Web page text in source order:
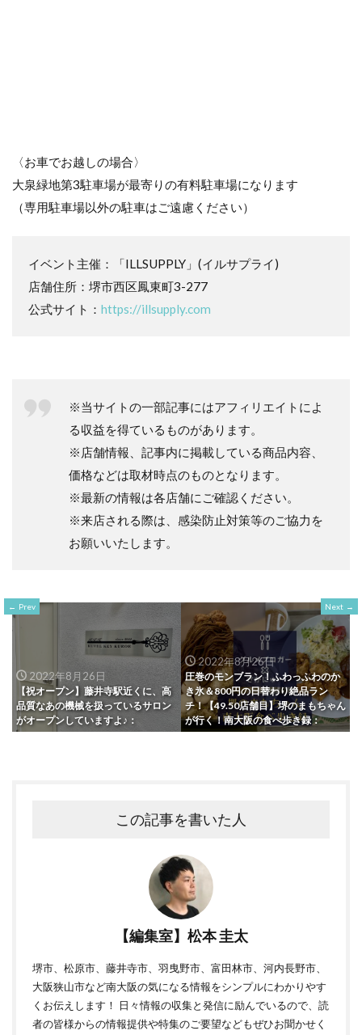
〈お車でお越しの場合〉
大泉緑地第3駐車場が最寄りの有料駐車場になります
（専用駐車場以外の駐車はご遠慮ください）
イベント主催：「ILLSUPPLY」(イルサプライ)
店舗住所：堺市西区鳳東町3-277
公式サイト： https://illsupply.com
※当サイトの一部記事にはアフィリエイトによ
る収益を得ているものがあります。
※店舗情報、記事内に掲載している商品内容、
価格などは取材時点のものとなります。
※最新の情報は各店舗にご確認ください。
※来店される際は、感染防止対策等のご協力を
お願いいたします。
Prev
2022年8月26日
【祝オープン】藤井寺駅近くに、高
品質なあの機械を扱っているサロン
がオープンしていますよ♪：
Next
2022年8月26日
圧巻のモンブラン！ふわっふわのか
き氷＆800円の日替わり絶品ラン
チ！【49.50店舗目】堺のまもちゃん
が行く！南大阪の食べ歩き録：
この記事を書いた人
【編集室】松本 圭太
堺市、松原市、藤井寺市、羽曳野市、富田林市、河内長野市、
大阪狭山市など南大阪の気になる情報をシンプルにわかりやす
くお伝えします！ 日々情報の収集と発信に励んでいるので、読
者の皆様からの情報提供や特集のご要望などもぜひお聞かせく